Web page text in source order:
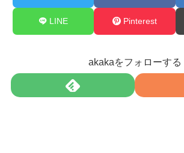
LINE Pinterest
akakaをフォローする